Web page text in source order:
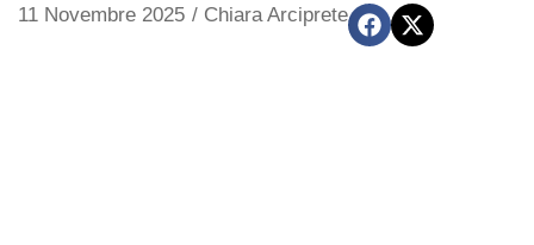
11 Novembre 2025 / Chiara Arciprete